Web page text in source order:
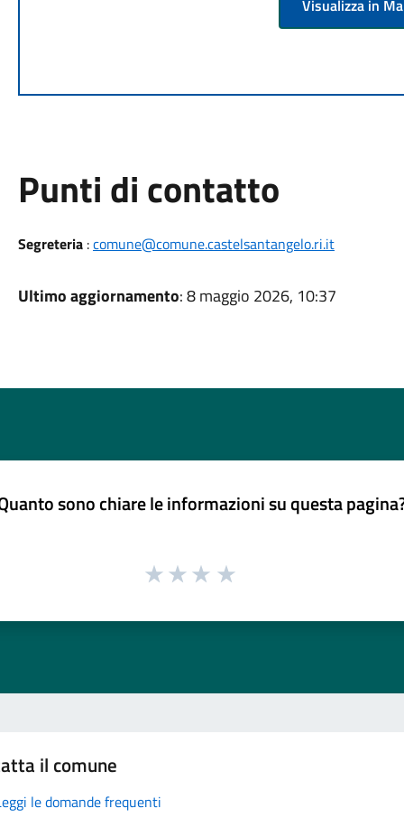
Visualizza in
Punti di contatto
Segreteria:comune@comune.castelsantangelo.ri.it
Ultimo aggiornamento: 8 maggio 2026, 10:37
sono chiare le informazioni su questa
il comune
le domande frequenti